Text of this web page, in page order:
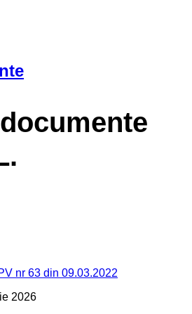
nr 63 din 09.03.2022
2026